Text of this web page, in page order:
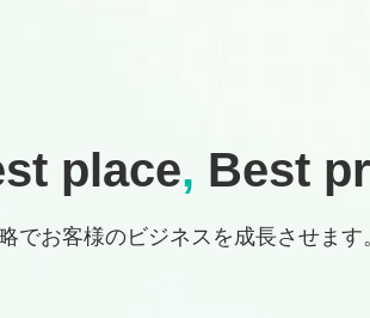
place, Best
でお客様のビジネスを成長させます